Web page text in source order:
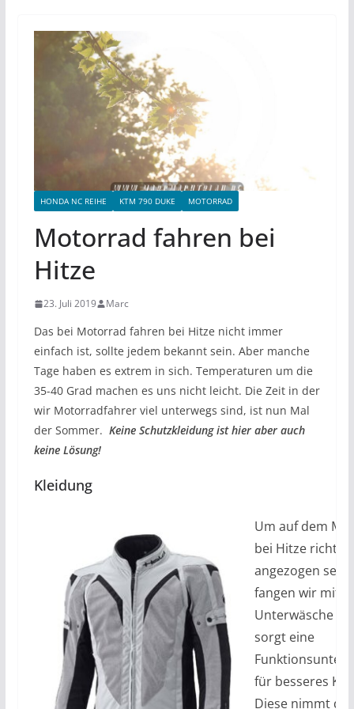
HONDA NC REIHE KTM 790 DUKE MOTORRAD
Motorrad fahren bei
Hitze
23. Juli 2019 Marc
Das bei Motorrad fahren bei Hitze nicht immer
einfach ist, sollte jedem bekannt sein. Aber manche
Tage haben es extrem in sich. Temperaturen um die
35-40 Grad machen es uns nicht leicht. Die Zeit in der
wir Motorradfahrer viel unterwegs sind, ist nun Mal
der Sommer. Keine Schutzkleidung ist hier aber auch
keine Lösung!
Kleidung
Um auf dem
bei Hitze richtig
angezogen sein,
fangen wir mit
Unterwäsche
sorgt eine
für besseres
Diese nimmt